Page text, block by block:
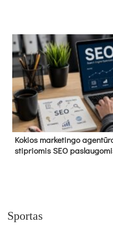
Kokios marketingo
stipriomis SEO
Sportas